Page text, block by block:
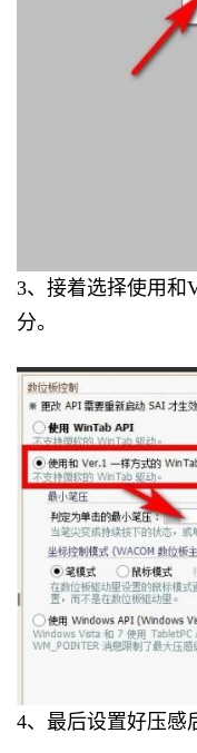
3、接着选择使用和
分。
4、最后设置好压感